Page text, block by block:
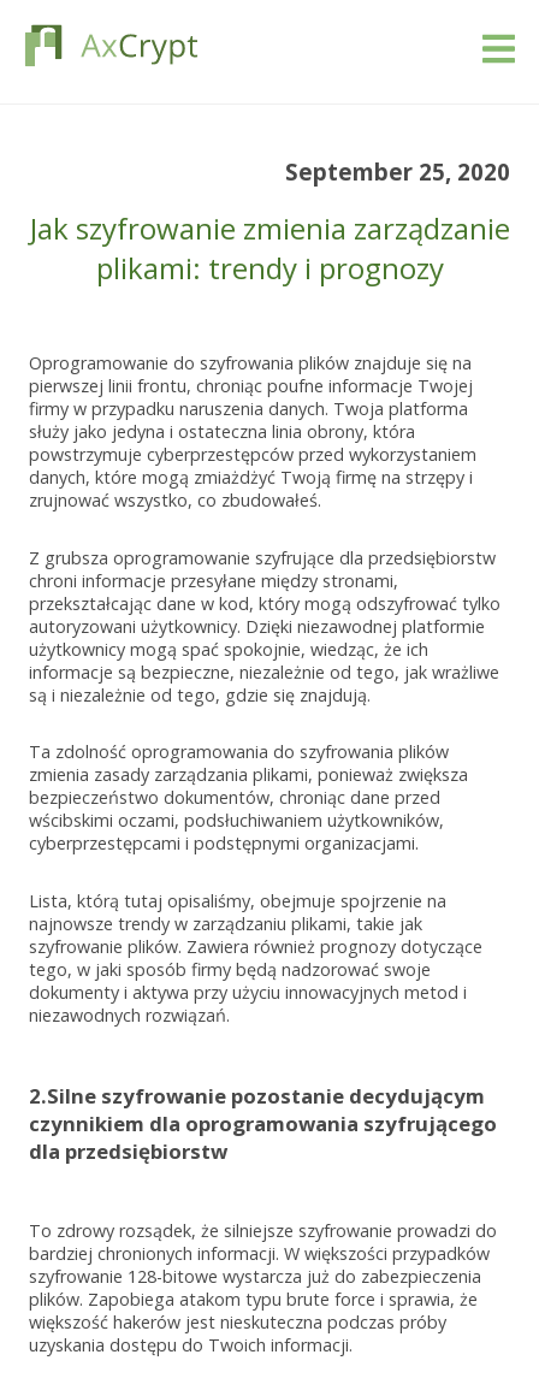
Nasz produkt
Zasoby
Blog
Zaloguj się
September 25, 2020
Jak szyfrowanie zmienia zarządzanie
plikami: trendy i prognozy
Oprogramowanie do szyfrowania plików znajduje się na
pierwszej linii frontu, chroniąc poufne informacje Twojej
firmy w przypadku naruszenia danych. Twoja platforma
służy jako jedyna i ostateczna linia obrony, która
powstrzymuje cyberprzestępców przed wykorzystaniem
danych, które mogą zmiażdżyć Twoją firmę na strzępy i
zrujnować wszystko, co zbudowałeś.
Z grubsza oprogramowanie szyfrujące dla przedsiębiorstw
chroni informacje przesyłane między stronami,
przekształcając dane w kod, który mogą odszyfrować tylko
autoryzowani użytkownicy. Dzięki niezawodnej platformie
użytkownicy mogą spać spokojnie, wiedząc, że ich
informacje są bezpieczne, niezależnie od tego, jak wrażliwe
są i niezależnie od tego, gdzie się znajdują.
Ta zdolność oprogramowania do szyfrowania plików
zmienia zasady zarządzania plikami, ponieważ zwiększa
bezpieczeństwo dokumentów, chroniąc dane przed
wścibskimi oczami, podsłuchiwaniem użytkowników,
cyberprzestępcami i podstępnymi organizacjami.
Lista, którą tutaj opisaliśmy, obejmuje spojrzenie na
najnowsze trendy w zarządzaniu plikami, takie jak
szyfrowanie plików. Zawiera również prognozy dotyczące
tego, w jaki sposób firmy będą nadzorować swoje
dokumenty i aktywa przy użyciu innowacyjnych metod i
niezawodnych rozwiązań.
2.Silne szyfrowanie pozostanie decydującym
czynnikiem dla oprogramowania szyfrującego
dla przedsiębiorstw
To zdrowy rozsądek, że silniejsze szyfrowanie prowadzi do
bardziej chronionych informacji. W większości przypadków
szyfrowanie 128-bitowe wystarcza już do zabezpieczenia
plików. Zapobiega atakom typu brute force i sprawia, że
większość hakerów jest nieskuteczna podczas próby
uzyskania dostępu do Twoich informacji.